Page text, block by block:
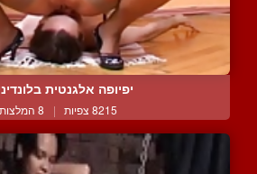
יפיופה אלגנטית
8215 צפיות | 8 המלצות